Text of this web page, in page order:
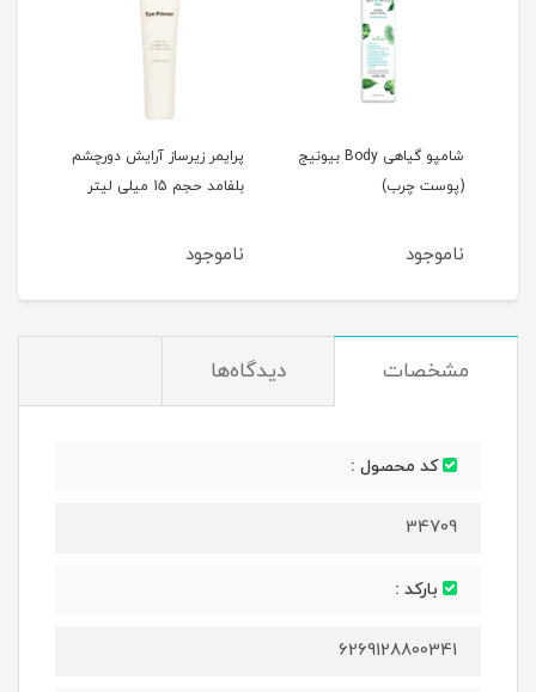
شامپو گیاهی Body بیونیج
(پوست چرب)
ناموجود
پرایمر زیرساز آرایش دورچشم
بلفامد حجم 15 میلی لیتر
ناموجود
مشخصات دیدگاه‌ها
کد محصول :
34709
بارکد :
6269128800341